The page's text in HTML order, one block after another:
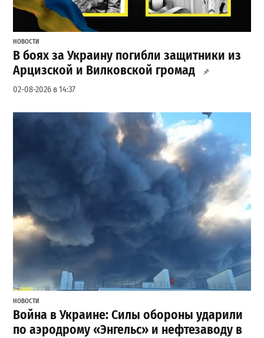
НОВОСТИ
В боях за Украину погибли защитники из
Арцизской и Вилковской громад
02-08-2026 в 14:37
НОВОСТИ
Война в Украине: Силы обороны ударили
по аэродрому «Энгельс» и нефтезаводу в